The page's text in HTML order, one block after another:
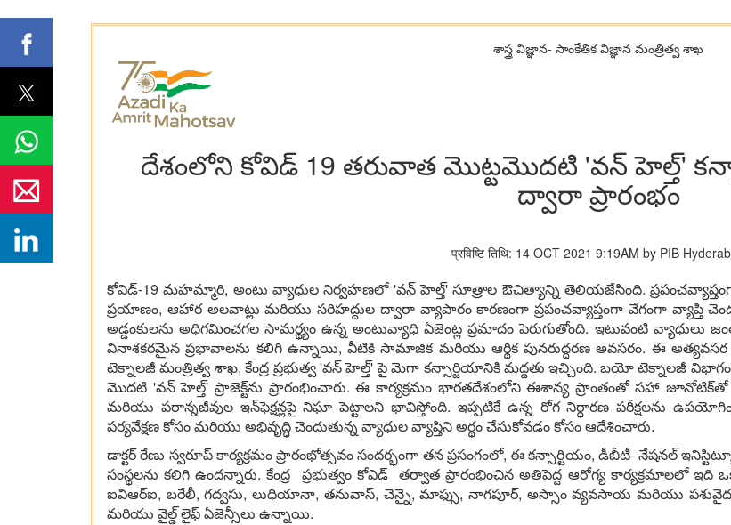
శాస్త్ర విజ్ఞాన- సాంకేతిక విజ్ఞాన మంత్రిత్వ శాఖ
దేశంలోని కోవిడ్ 19 తరువాత మొట్టమొదటి 'వన్ హెల్త్'
ద్వారా ప్రారంభం
प्रविष्टि तिथि: 14 OCT 2021 9:19AM by PIB
కోవిడ్-19 మహమ్మారి, అంటు వ్యాధుల నిర్వహణలో 'వన్ హెల్త్' సూత్రాల ఔచిత్యాన్ని తెలియజేసింది. ప్రపంచవ్యాప్తంగా
ప్రయాణం, ఆహార అలవాట్లు మరియు సరిహద్దుల ద్వారా వ్యాపారం కారణంగా ప్రపంచవ్యాప్తంగా వేగంగా వ్యాప్తి
అడ్డంకులను అధిగమించగల సామర్థ్యం ఉన్న అంటువ్యాధి ఏజెంట్ల ప్రమాదం పెరుగుతోంది. ఇటువంటి వ్యాధులు
వినాశకరమైన ప్రభావాలను కలిగి ఉన్నాయి, వీటికి సామాజిక మరియు ఆర్థిక పునరుద్ధరణ అవసరం. ఈ
టెక్నాలజీ మంత్రిత్వ శాఖ, కేంద్ర ప్రభుత్వ 'వన్ హెల్త్' పై మెగా కన్సార్టియానికి మద్దతు ఇచ్చింది. బయో టెక్నాలజీ
మొదటి 'వన్ హెల్త్' ప్రాజెక్ట్‌ను ప్రారంభించారు. ఈ కార్యక్రమం భారతదేశంలోని ఈశాన్య ప్రాంతంతో సహా
మరియు పరాన్నజీవుల ఇన్‌ఫెక్షన్లపై నిఘా పెట్టాలని భావిస్తోంది. ఇప్పటికే ఉన్న రోగ నిర్ధారణ పరీక్షలను
పర్యవేక్షణ కోసం మరియు అభివృద్ధి చెందుతున్న వ్యాధుల వ్యాప్తిని అర్థం చేసుకోవడం కోసం ఆదేశించారు.
డాక్టర్ రేణు స్వరూప్ కార్యక్రమం ప్రారంభోత్సవం సందర్భంగా తన ప్రసంగంలో, ఈ కన్సార్టియం, డీబీటీ-
సంస్థలను కలిగి ఉందన్నారు. కేంద్ర ప్రభుత్వం కోవిడ్ తర్వాత ప్రారంభించిన అతిపెద్ద ఆరోగ్య కార్యక్రమాలలో
ఐవిఆర్ఐ, బరేలీ, గద్వసు, లుధియానా, తనువాస్, చెన్నై, మాఫ్సు, నాగపూర్, అస్సాం వ్యవసాయ మరియు
మరియు వైల్డ్ లైఫ్ ఏజెన్సీలు ఉన్నాయి.